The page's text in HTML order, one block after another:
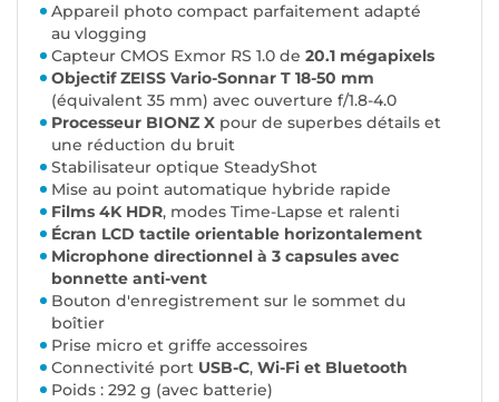
Appareil photo compact parfaitement adapté
au vlogging
Capteur CMOS Exmor RS 1.0 de 20.1 mégapixels
Objectif ZEISS Vario-Sonnar T 18-50 mm
(équivalent 35 mm) avec ouverture f/1.8-4.0
Processeur BIONZ X pour de superbes détails et
une réduction du bruit
Stabilisateur optique SteadyShot
Mise au point automatique hybride rapide
Films 4K HDR, modes Time-Lapse et ralenti
Écran LCD tactile orientable horizontalement
Microphone directionnel à 3 capsules avec
bonnette anti-vent
Bouton d'enregistrement sur le sommet du
boîtier
Prise micro et griffe accessoires
Connectivité port USB-C, Wi-Fi et Bluetooth
Poids : 292 g (avec batterie)